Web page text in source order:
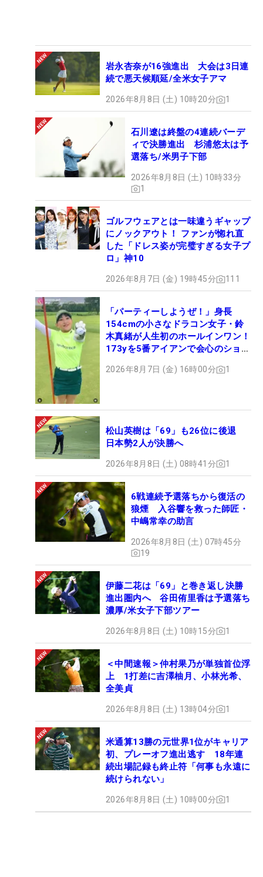
岩永杏奈が16強進出 大会は3日連
続で悪天候順延/全米女子アマ
2026年8月8日 (土) 10時20分 1
石川遼は終盤の4連続バーデ
ィで決勝進出 杉浦悠太は予
選落ち/米男子下部
2026年8月8日 (土) 10時33分
1
ゴルフウェアとは一味違うギャップ
にノックアウト！ ファンが惚れ直
した「ドレス姿が完璧すぎる女子プ
ロ」神10
2026年8月7日 (金) 19時45分 111
「パーティーしようぜ！」身長
154cmの小さなドラコン女子・鈴
木真緒が人生初のホールインワン！
173yを5番アイアンで会心のショッ
2026年8月7日 (金) 16時00分 1
松山英樹は「69」も26位に後退
日本勢2人が決勝へ
2026年8月8日 (土) 08時41分 1
6戦連続予選落ちから復活の
狼煙 入谷響を救った師匠・
中嶋常幸の助言
2026年8月8日 (土) 07時45分
19
伊藤二花は「69」と巻き返し決勝
進出圏内へ 谷田侑里香は予選落ち
濃厚/米女子下部ツアー
2026年8月8日 (土) 10時15分 1
＜中間速報＞仲村果乃が単独首位浮
上 1打差に吉澤柚月、小林光希、
全美貞
2026年8月8日 (土) 13時04分 1
米通算13勝の元世界1位がキャリア
初、プレーオフ進出逃す 18年連
続出場記録も終止符「何事も永遠に
続けられない」
2026年8月8日 (土) 10時00分 1